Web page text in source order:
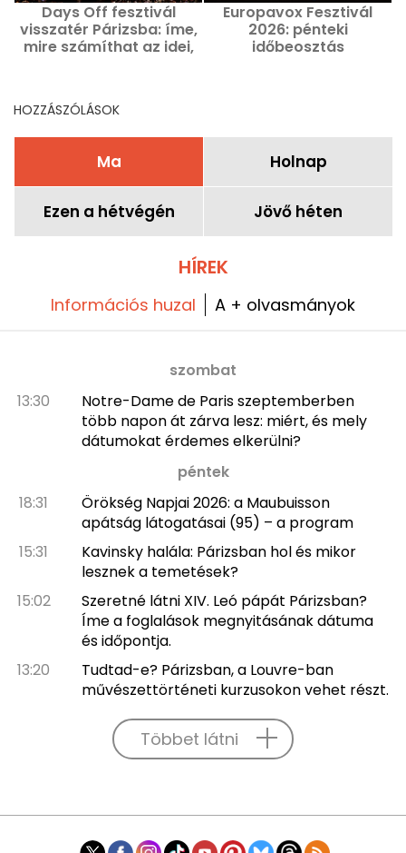
Days Off fesztivál
visszatér Párizsba: íme,
mire számíthat az idei,
Europavox Fesztivál
2026: pénteki
időbeosztás
HOZZÁSZÓLÁSOK
Ma Holnap
Ezen a hétvégén Jövő héten
HÍREK
Információs huzal A + olvasmányok
szombat
13:30
Notre-Dame de Paris szeptemberben
több napon át zárva lesz: miért, és mely
dátumokat érdemes elkerülni?
péntek
18:31
Örökség Napjai 2026: a Maubuisson
apátság látogatásai (95) – a program
15:31
Kavinsky halála: Párizsban hol és mikor
lesznek a temetések?
15:02
Szeretné látni XIV. Leó pápát Párizsban?
Íme a foglalások megnyitásának dátuma
és időpontja.
13:20
Tudtad-e? Párizsban, a Louvre-ban
művészettörténeti kurzusokon vehet részt.
Többet látni